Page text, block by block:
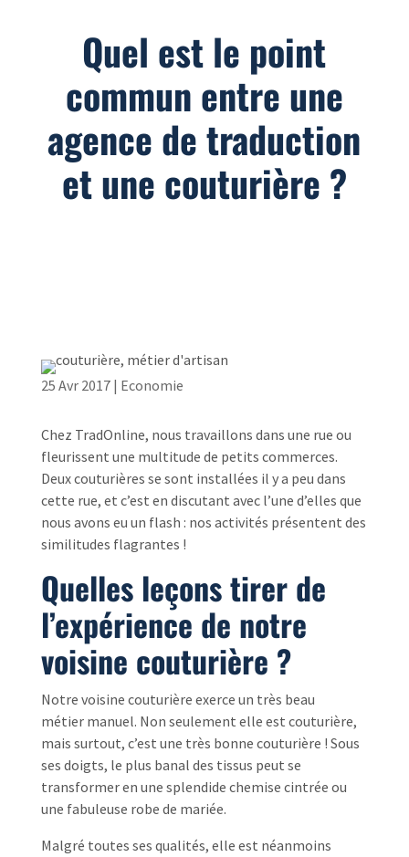
Quel est le point
commun entre une
agence de traduction
et une couturière ?
25 Avr 2017| Economie
Chez TradOnline, nous travaillons dans une rue ou
fleurissent une multitude de petits commerces.
Deux couturières se sont installées il y a peu dans
cette rue, et c’est en discutant avec l’une d’elles que
nous avons eu un flash : nos activités présentent des
similitudes flagrantes !
Quelles leçons tirer de
l’expérience de notre
voisine couturière ?
Notre voisine couturière exerce un très beau
métier manuel. Non seulement elle est couturière,
mais surtout, c’est une très bonne couturière ! Sous
ses doigts, le plus banal des tissus peut se
transformer en une splendide chemise cintrée ou
une fabuleuse robe de mariée.
Malgré toutes ses qualités, elle est néanmoins